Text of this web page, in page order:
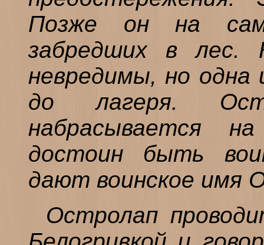
Позже он на
забредших в
невредимы, но одна
до лагеря.
набрасывается
достоин быть
дают воинское имя
Остролап